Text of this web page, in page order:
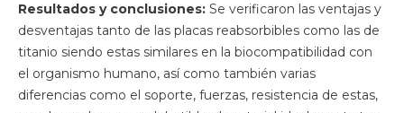
Resultados y conclusiones:Se verificaron las ventajas y
desventajas tanto de las placas reabsorbibles como las de
titanio siendo estas similares en la biocompatibilidad con
el organismo humano, así como también varias
diferencias como el soporte, fuerzas, resistencia de estas,